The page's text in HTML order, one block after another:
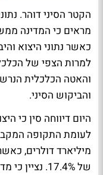
הקטר הסיני דוהר.
מראים כי המדינה
כאשר נתוני היצוא
למרות הצפי של
והאטה הכלכלית
והביקוש הסיני.
מיליארד דולרים,
של 17.4%.